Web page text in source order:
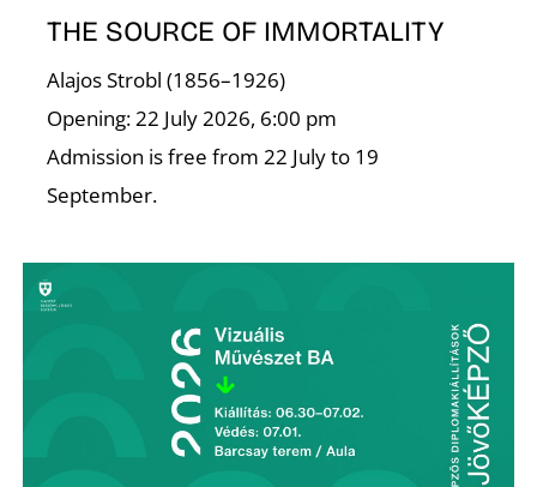
THE SOURCE OF IMMORTALITY
Alajos Strobl (1856–1926)
Opening: 22 July 2026, 6:00 pm
Admission is free from 22 July to 19
September.